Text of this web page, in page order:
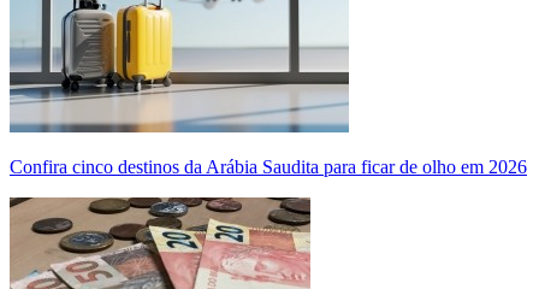
Confira cinco destinos da Arábia Saudita para ficar de olho em 2026